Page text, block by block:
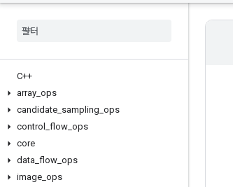
C++
array ops
candidate sampling ops
control
flow ops
core
data flow ops
image ops